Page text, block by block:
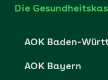
Partner der AOK
Presse- und
Vertriebspartner-
Impressum
Die
AOK Baden-
AOK Bayern